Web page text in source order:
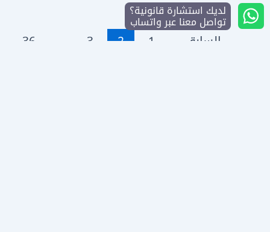
السابق 1
2
3
36
لديك استشارة قانونية؟
تواصل معنا عبر واتساب